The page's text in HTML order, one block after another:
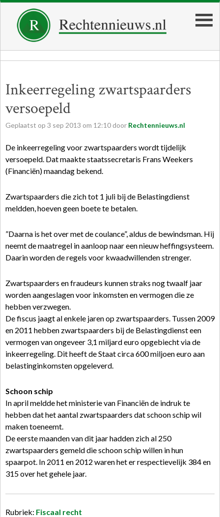
Inkeerregeling zwartspaarders
versoepeld
Geplaatst op 3 sep 2013 om 12:10 door Rechtennieuws.nl
De inkeerregeling voor zwartspaarders wordt tijdelijk
versoepeld. Dat maakte staatssecretaris Frans Weekers
(Financiën) maandag bekend.
Zwartspaarders die zich tot 1 juli bij de Belastingdienst
meldden, hoeven geen boete te betalen.
”Daarna is het over met de coulance”, aldus de bewindsman. Hij
neemt de maatregel in aanloop naar een nieuw heffingsysteem.
Daarin worden de regels voor kwaadwillenden strenger.
Zwartspaarders en fraudeurs kunnen straks nog twaalf jaar
worden aangeslagen voor inkomsten en vermogen die ze
hebben verzwegen.
De fiscus jaagt al enkele jaren op zwartspaarders. Tussen 2009
en 2011 hebben zwartspaarders bij de Belastingdienst een
vermogen van ongeveer 3,1 miljard euro opgebiecht via de
inkeerregeling. Dit heeft de Staat circa 600 miljoen euro aan
belastinginkomsten opgeleverd.
Schoon schip
In april meldde het ministerie van Financiën de indruk te
hebben dat het aantal zwartspaarders dat schoon schip wil
maken toeneemt.
De eerste maanden van dit jaar hadden zich al 250
zwartspaarders gemeld die schoon schip willen in hun
spaarpot. In 2011 en 2012 waren het er respectievelijk 384 en
315 over het gehele jaar.
Rubriek: Fiscaal recht